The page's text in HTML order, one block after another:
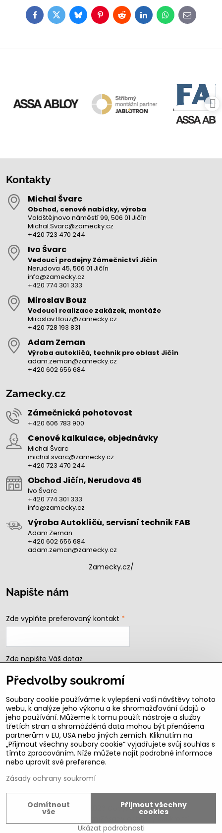
FacebookTwitterBlueskyPinterestRedditLinkedInWhatsApp
E-
mail
Kontakty
Michal Švarc
Obchod, cenové nabídky, výroba
Valdštějnovo náměstí 99, 506 01 Jičín
Michal.Svarc@zamecky.cz
+420 723 470 244
Ivo Švarc
Vedoucí prodejny Zámečnictví Jičín
Nerudova 45, 506 01 Jičín
info@zamecky.cz
+420 774 301 333
Miroslav Bouz
Vedoucí realizace zakázek, montáže
Miroslav.Bouz@zamecky.cz
+420 728 193 831
Adam Zeman
Výroba autoklíčů, technik pro oblast Jičín
adam.zeman@zamecky.cz
+420 602 656 684
Zamecky.cz
Zámečnická pohotovost
+420 606 783 900
Cenové kalkulace, objednávky
Michal Švarc
michal.svarc@zamecky.cz
+420 723 470 244
Obchod Jičín, Nerudova 45
Ivo Švarc
+420 774 301 333
info@zamecky.cz
Výroba Autoklíčů, servisní technik FAB
Adam Zeman
+420 602 656 684
adam.zeman@zamecky.cz
Zamecky.cz/
Napište nám
Zde vyplňte preferovaný kontakt *
Zde napište Váš dotaz
Odeslat
B2b podmínky pro registrované partnery
Copyright
Vytvořeno systémem:ByznysWeb.cz
Předvolby soukromí
Soubory cookie používáme k vylepšení vaší návštěvy tohoto
webu, k analýze jeho výkonu a ke shromažďování údajů o
jeho používání. Můžeme k tomu použít nástroje a služby
třetích stran a shromážděná data mohou být přenášena
partnerům v EU, USA nebo jiných zemích. Kliknutím na
„Přijmout všechny soubory cookie“ vyjadřujete svůj souhlas s
tímto zpracováním. Níže můžete najít podrobné informace
nebo upravit své preference.
Zásady ochrany soukromí
Ukázat podrobnosti
Přijmout všechny
cookies
Odmítnout
vše